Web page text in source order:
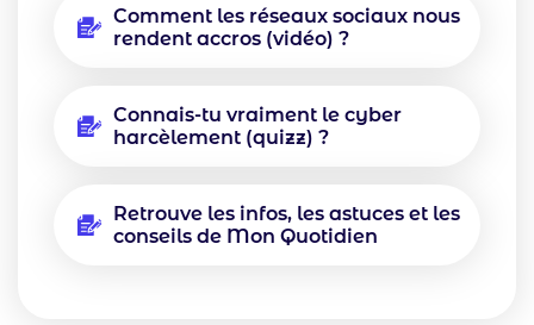
Comment les réseaux sociaux nous
rendent accros (vidéo) ?
Connais-tu vraiment le cyber
harcèlement (quizz) ?
Retrouve les infos, les astuces et les
conseils de Mon Quotidien